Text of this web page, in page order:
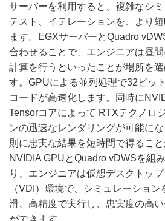
サーバーを利用すると、複雑なシミ
テスト、イテレーションを、より
ます。EGXサーバーとQuadro
合わせることで、エンジニアは昼
計算を行うといったことが場所を
す。GPUによる並列処理で32ビッ
コードが高速化します。同時に
Tensorコアによって RTXテクノロ
ンの迅速なレンダリングが可能に
則に忠実な結果を短時間で得るこ
NVIDIA GPUとQuadro vDWSを組
り、エンジニアは仮想デスクトッ
（VDI）環境で、シミュレーショ
滑、高精度で実行し、忠実度の高
ができます。